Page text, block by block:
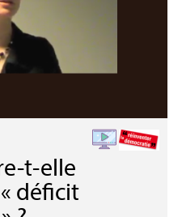
t-elle
déficit